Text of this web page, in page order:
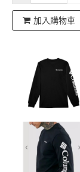
加入購物車